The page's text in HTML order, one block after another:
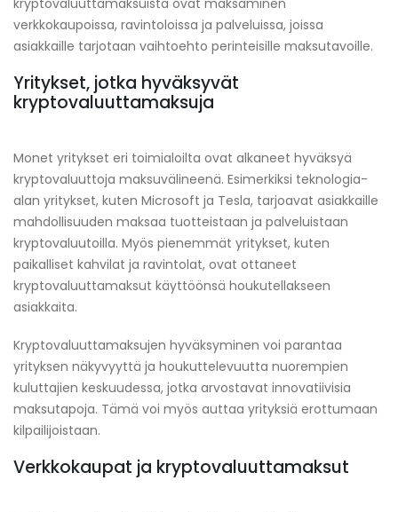
kryptovaluuttamaksuista ovat maksaminen
verkkokaupoissa, ravintoloissa ja palveluissa, joissa
asiakkaille tarjotaan vaihtoehto perinteisille maksutavoille.
Yritykset, jotka hyväksyvät
kryptovaluuttamaksuja
Monet yritykset eri toimialoilta ovat alkaneet hyväksyä
kryptovaluuttoja maksuvälineenä. Esimerkiksi teknologia-
alan yritykset, kuten Microsoft ja Tesla, tarjoavat asiakkaille
mahdollisuuden maksaa tuotteistaan ja palveluistaan
kryptovaluutoilla. Myös pienemmät yritykset, kuten
paikalliset kahvilat ja ravintolat, ovat ottaneet
kryptovaluuttamaksut käyttöönsä houkutellakseen
asiakkaita.
Kryptovaluuttamaksujen hyväksyminen voi parantaa
yrityksen näkyvyyttä ja houkuttelevuutta nuorempien
kuluttajien keskuudessa, jotka arvostavat innovatiivisia
maksutapoja. Tämä voi myös auttaa yrityksiä erottumaan
kilpailijoistaan.
Verkkokaupat ja kryptovaluuttamaksut